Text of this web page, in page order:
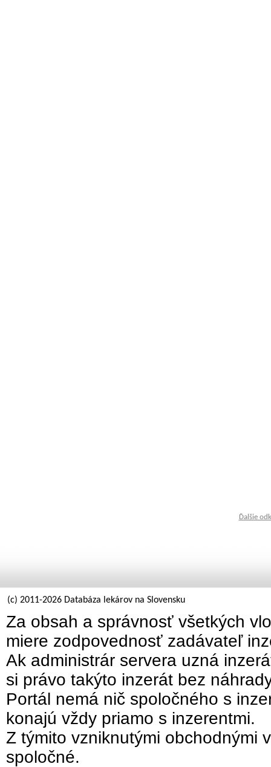
Ďalšie
(c) 2011-2026 Databáza lekárov na Slovensku
Za obsah a správnosť všetkých
miere zodpovednosť zadávateľ
Ak administrár servera uzná
si právo takýto inzerát bez
Portál nemá nič spoločného s
konajú vždy priamo s inzerentmi.
Z týmito vzniknutými obchodnými
spoločné.